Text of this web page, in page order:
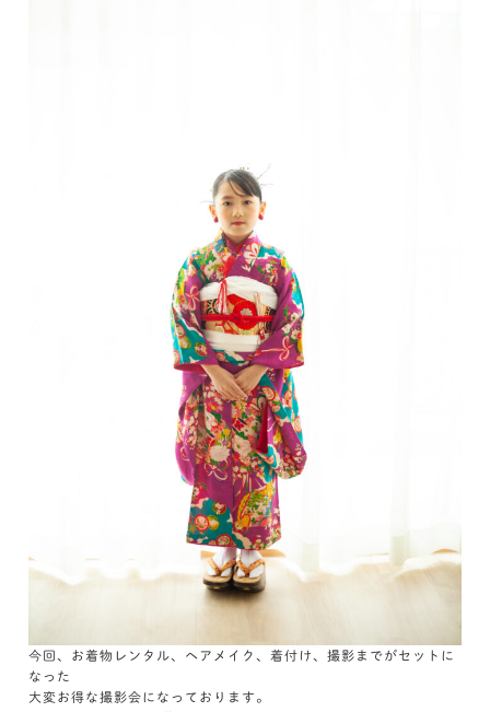
今回、お着物レンタル、ヘアメイク、着付け、撮影までがセットに
なった
大変お得な撮影会になっております。